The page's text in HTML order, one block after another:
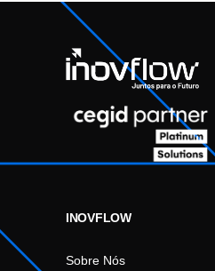
INOVFLOW
Sobre Nós